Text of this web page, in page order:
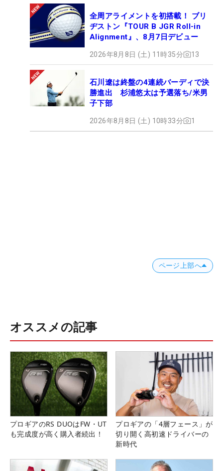
全周アライメントを初搭載！ ブリ
ヂストン『TOUR B JGR Roll-in
Alignment』、8月7日デビュー
2026年8月8日 (土) 11時35分 13
石川遼は終盤の4連続バーディで決
勝進出 杉浦悠太は予選落ち/米男
子下部
2026年8月8日 (土) 10時33分 1
ページ上部へ
オススメの記事
プロギアのRS DUOはFW・UT
も完成度が高く購入者続出！
プロギアの「4層フェース」が
切り開く高初速ドライバーの
新時代